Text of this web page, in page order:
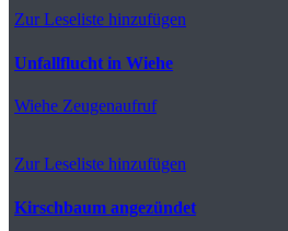
Zur Leseliste hinzufügen
Unfallflucht in Wiehe
Wiehe Zeugenaufruf
Zur Leseliste hinzufügen
Kirschbaum angezündet